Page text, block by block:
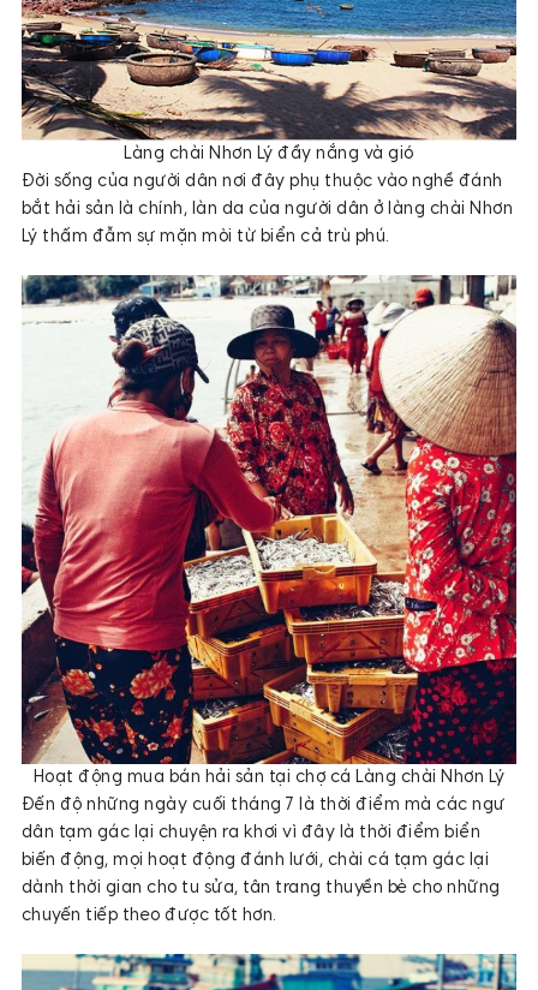
Làng chài Nhơn Lý đầy nắng và gió
Đời sống của người dân nơi đây phụ thuộc vào nghề đánh
bắt hải sản là chính, làn da của người dân ở làng chài Nhơn
Lý thấm đẫm sự mặn mòi từ biển cả trù phú.
Hoạt động mua bán hải sản tại chợ cá Làng chài Nhơn Lý
Đến độ những ngày cuối tháng 7 là thời điểm mà các ngư
dân tạm gác lại chuyện ra khơi vì đây là thời điểm biển
biến động, mọi hoạt động đánh lưới, chài cá tạm gác lại
dành thời gian cho tu sửa, tân trang thuyền bè cho những
chuyến tiếp theo được tốt hơn.